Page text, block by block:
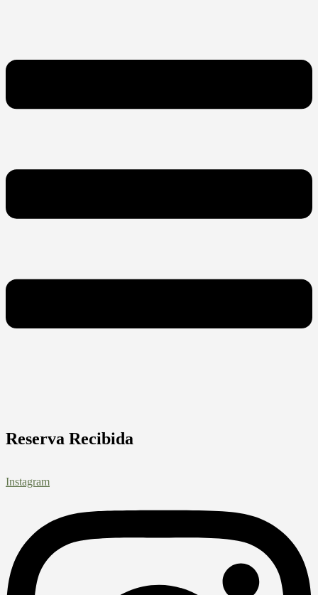
Reserva Recibida
Instagram